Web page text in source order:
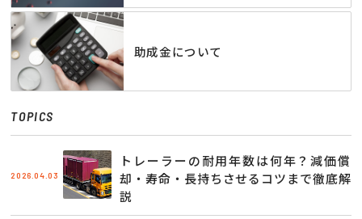
助成金について
TOPICS
2026.04.03
トレーラーの耐用年数は何年？減価償
却・寿命・長持ちさせるコツまで徹底解
説